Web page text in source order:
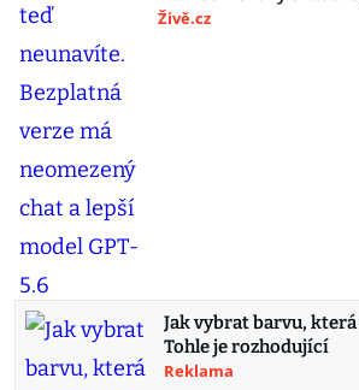
Živě.cz
Jak vybrat barvu, která
Tohle je rozhodující
Reklama